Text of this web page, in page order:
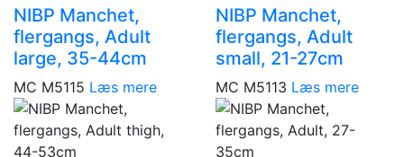
NIBP Manchet,
flergangs, Adult
large, 35-44cm
MC M5115 Læs mere
NIBP Manchet,
flergangs, Adult
small, 21-27cm
MC M5113 Læs mere